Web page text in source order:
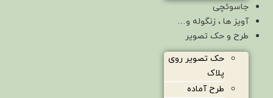
جاسوئچی
آویز ها ، زنگوله و…
طرح و حک تصویر
حک تصویر روی
پلاک
طرح آماده